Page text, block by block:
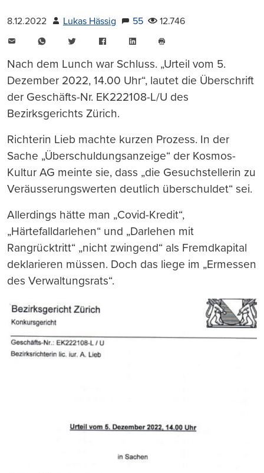
8.12.2022 Lukas Hässig 55
12.746
WhatsAppTwitter FacebookLinkedIn
drucken
Nach dem Lunch war Schluss. „Urteil vom 5.
Dezember 2022, 14.00 Uhr“, lautet die Überschrift
der Geschäfts-Nr. EK222108-L/U des
Bezirksgerichts Zürich.
Richterin Lieb machte kurzen Prozess. In der
Sache „Überschuldungsanzeige“ der Kosmos-
Kultur AG meinte sie, dass „die Gesuchstellerin zu
Veräusserungswerten deutlich überschuldet“ sei.
Allerdings hätte man „Covid-Kredit“,
„Härtefalldarlehen“ und „Darlehen mit
Rangrücktritt“ „nicht zwingend“ als Fremdkapital
deklarieren müssen. Doch das liege im „Ermessen
des Verwaltungsrats“.